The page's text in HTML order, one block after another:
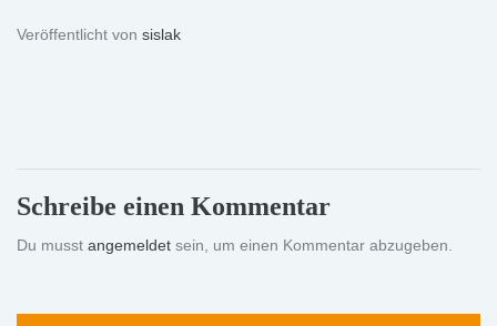
Veröffentlicht von sislak
Schreibe einen Kommentar
Du musst angemeldet sein, um einen Kommentar abzugeben.